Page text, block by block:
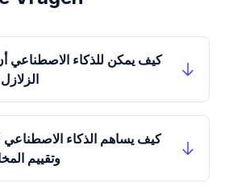
كيف يمكن للذكاء الاصطناعي
كيف يساهم الذكاء الاصطناعي
وتقييم